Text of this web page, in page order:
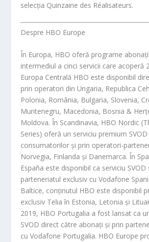
selecția Quinzaine des Réalisateurs.
Despre HBO Europe
În Europa, HBO oferă programe
intermediul a cinci servicii care acoperă
Europa Centrală HBO este disponibil
prin operatori din Ungaria, Republica
Polonia, România, Bulgaria, Slovenia,
Muntenegru, Macedonia, Bosnia & He
Moldova. În Scandinavia, HBO Nordic (
Series) oferă un serviciu premium
consumatorilor și prin operatori-parte
Norvegia, Finlanda și Danemarca. În
España este disponibil ca serviciu SVOD
parteneriatul exclusiv cu Vodafone
Baltice, conținutul HBO este disponibil
exclusiv Telia în Estonia, Letonia și
2019, HBO Portugalia a fost lansat ca
SVOD direct către abonați și prin part
cu Vodafone Portugalia. HBO Europe